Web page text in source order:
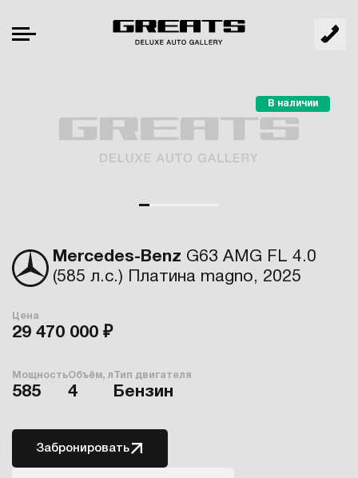
Mercedes-Benz G63 AMG FL 4.0
(585 л.с.) Платина magno, 2025
В наличии
Цена
29 470 000 ₽
Мощность
585
Объём, л
4
Тип двигателя
Бензин
Забронировать